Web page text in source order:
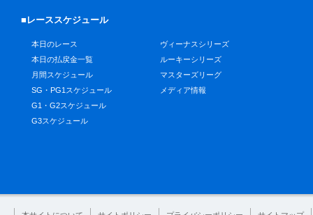
■レーススケジュール
本日のレース
本日の払戻金一覧
月間スケジュール
SG・PG1スケジュール
G1・G2スケジュール
G3スケジュール
ヴィーナスシリーズ
ルーキーシリーズ
マスターズリーグ
メディア情報